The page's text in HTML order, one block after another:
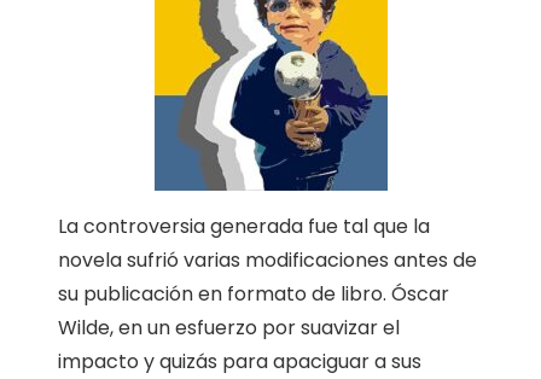
La controversia generada fue tal que la
novela sufrió varias modificaciones antes de
su publicación en formato de libro. Óscar
Wilde, en un esfuerzo por suavizar el
impacto y quizás para apaciguar a sus